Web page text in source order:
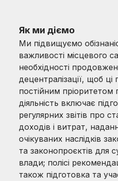
Як ми діємо
Ми підвищуємо
важливості місцевого
необхідності
децентралізації, щоб
постійним пріоритетом
діяльність включає
регулярних звітів про
доходів і витрат,
очікуваних наслідків
та законопроєктів для
влади; полісі
також підготовка та